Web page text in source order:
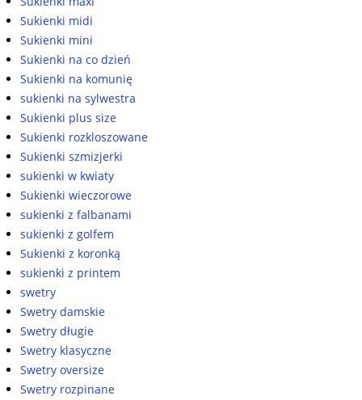
Sukienki midi
Sukienki mini
Sukienki na co dzień
Sukienki na komunię
sukienki na sylwestra
Sukienki plus size
Sukienki rozkloszowane
Sukienki szmizjerki
sukienki w kwiaty
Sukienki wieczorowe
sukienki z falbanami
sukienki z golfem
Sukienki z koronką
sukienki z printem
swetry
Swetry damskie
Swetry długie
Swetry klasyczne
Swetry oversize
Swetry rozpinane